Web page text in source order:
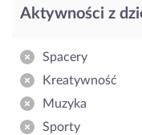
Aktywności z
Spacery
Kreatywność
Muzyka
Sporty